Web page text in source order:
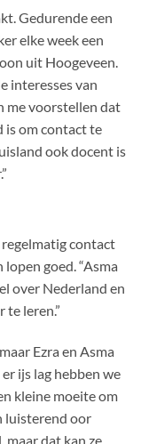
Gedurende een
elke week een
uit Hoogeveen.
interesses van
me voorstellen dat
is om contact te
ook docent is
contact
goed. “Asma
over Nederland en
leren.”
Ezra en Asma
ijs lag hebben we
kleine moeite om
luisterend oor
maar dat kan ze